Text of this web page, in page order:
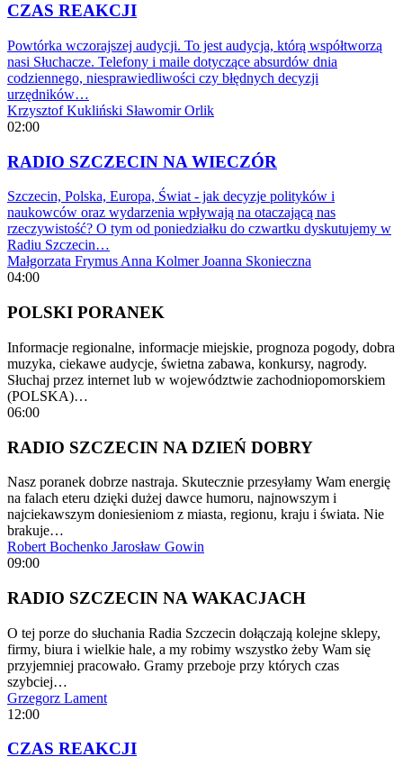
CZAS REAKCJI
Powtórka wczorajszej audycji. To jest audycja, którą współtworzą
nasi Słuchacze. Telefony i maile dotyczące absurdów dnia
codziennego, niesprawiedliwości czy błędnych decyzji
urzędników…
Krzysztof Kukliński Sławomir Orlik
02:00
RADIO SZCZECIN NA WIECZÓR
Szczecin, Polska, Europa, Świat - jak decyzje polityków i
naukowców oraz wydarzenia wpływają na otaczającą nas
rzeczywistość? O tym od poniedziałku do czwartku dyskutujemy w
Radiu Szczecin…
Małgorzata FrymusAnna Kolmer Joanna Skonieczna
04:00
POLSKI PORANEK
Informacje regionalne, informacje miejskie, prognoza pogody, dobra
muzyka, ciekawe audycje, świetna zabawa, konkursy, nagrody.
Słuchaj przez internet lub w województwie zachodniopomorskiem
(POLSKA)…
06:00
RADIO SZCZECIN NA DZIEŃ DOBRY
Nasz poranek dobrze nastraja. Skutecznie przesyłamy Wam energię
na falach eteru dzięki dużej dawce humoru, najnowszym i
najciekawszym doniesieniom z miasta, regionu, kraju i świata. Nie
brakuje…
Robert Bochenko Jarosław Gowin
09:00
RADIO SZCZECIN NA WAKACJACH
O tej porze do słuchania Radia Szczecin dołączają kolejne sklepy,
firmy, biura i wielkie hale, a my robimy wszystko żeby Wam się
przyjemniej pracowało. Gramy przeboje przy których czas
szybciej…
Grzegorz Lament
12:00
CZAS REAKCJI